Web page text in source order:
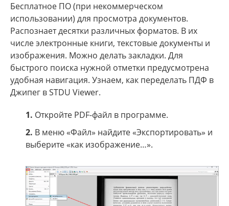
Бесплатное ПО (при некоммерческом
использовании) для просмотра документов.
Распознает десятки различных форматов. В их
числе электронные книги, текстовые документы и
изображения. Можно делать закладки. Для
быстрого поиска нужной отметки предусмотрена
удобная навигация. Узнаем, как переделать ПДФ в
Джипег в STDU Viewer.
1. Откройте PDF-файл в программе.
2. В меню «Файл» найдите «Экспортировать» и
выберите «как изображение…».